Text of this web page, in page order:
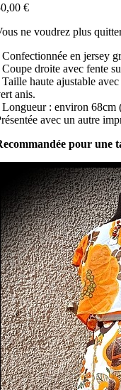
€
ne voudrez plus
Confectionnée en jersey
Coupe droite avec fente
Taille haute ajustable
anis.
Longueur : environ 68cm
avec un autre
pour une